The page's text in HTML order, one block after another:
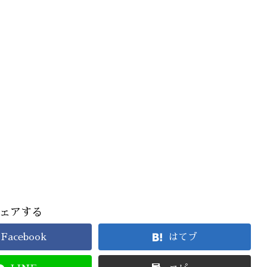
アする
Facebook はてブ